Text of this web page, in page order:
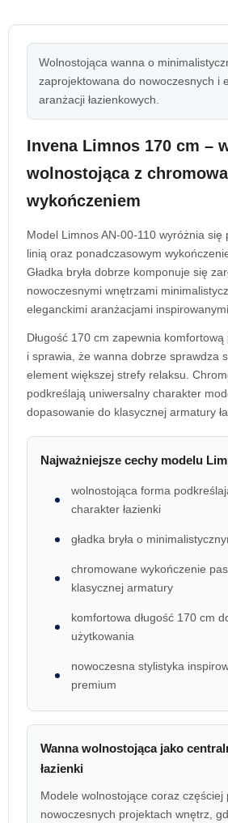
Wolnostojąca wanna o
zaprojektowana do nowoczesnych i
aranżacji łazienkowych.
Invena Limnos 170 cm –
wolnostojąca z
wykończeniem
Model Limnos AN-00-110 wyróżnia się
linią oraz ponadczasowym
Gładka bryła dobrze komponuje się
nowoczesnymi wnętrzami
eleganckimi aranżacjami
Długość 170 cm zapewnia
i sprawia, że wanna dobrze sprawdza
element większej strefy relaksu.
podkreślają uniwersalny charakter
dopasowanie do klasycznej armatury
Najważniejsze cechy modelu
wolnostojąca forma
charakter łazienki
gładka bryła o
chromowane wykończenie
klasycznej armatury
komfortowa długość 170 cm
użytkowania
nowoczesna stylistyka
premium
Wanna wolnostojąca jako
łazienki
Modele wolnostojące coraz częściej
nowoczesnych projektach wnętrz,